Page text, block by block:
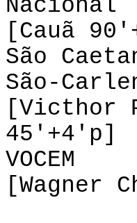
[Cauã
São
São-
[Victhor
45'+4'p]
[Wagner